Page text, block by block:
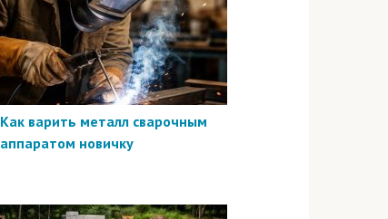
Как варить металл сварочным
аппаратом новичку